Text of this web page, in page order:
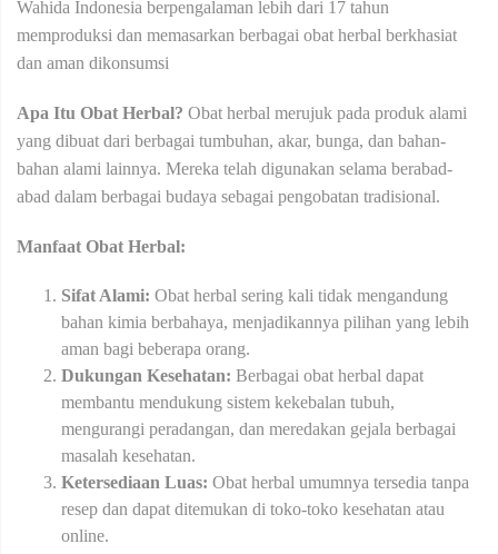
Wahida Indonesia berpengalaman lebih dari 17 tahun
memproduksi dan memasarkan berbagai obat herbal berkhasiat
dan aman dikonsumsi
Apa Itu Obat Herbal? Obat herbal merujuk pada produk alami
yang dibuat dari berbagai tumbuhan, akar, bunga, dan bahan-
bahan alami lainnya. Mereka telah digunakan selama berabad-
abad dalam berbagai budaya sebagai pengobatan tradisional.
Manfaat Obat Herbal:
Sifat Alami: Obat herbal sering kali tidak mengandung
bahan kimia berbahaya, menjadikannya pilihan yang lebih
aman bagi beberapa orang.
Dukungan Kesehatan: Berbagai obat herbal dapat
membantu mendukung sistem kekebalan tubuh,
mengurangi peradangan, dan meredakan gejala berbagai
masalah kesehatan.
Ketersediaan Luas: Obat herbal umumnya tersedia tanpa
resep dan dapat ditemukan di toko-toko kesehatan atau
online.